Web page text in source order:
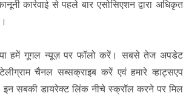
कार्रवाई से पहले बार एसोसिएशन द्वारा अधिकृत
हमें गूगल न्यूज़ पर फॉलो करें। सबसे तेज अपडेट
चैनल सब्सक्राइब करें एवं हमारे व्हाट्सएप
इन सबकी डायरेक्ट लिंक नीचे स्क्रॉल करने पर मिल